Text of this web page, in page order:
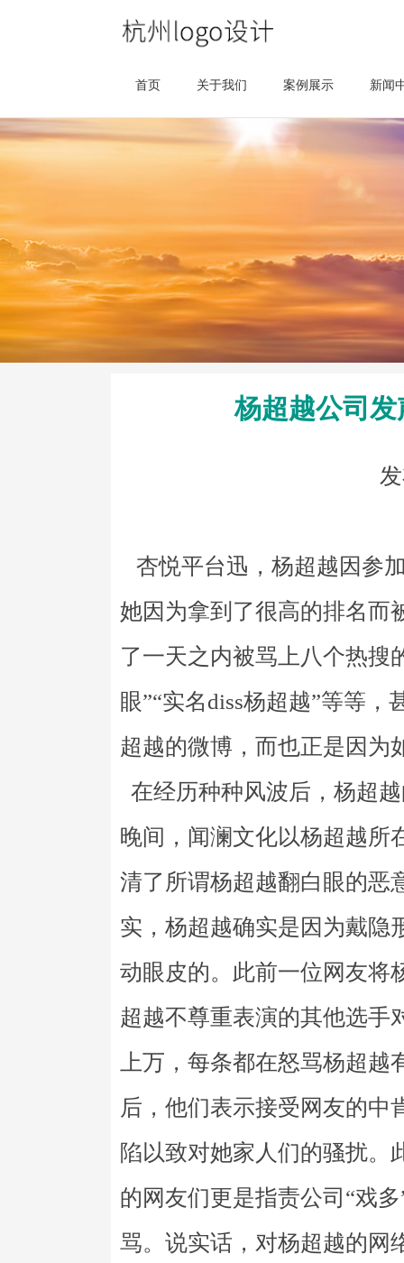
首页 关于我们 案例展示 新闻
杨超越公司
杏悦平台迅，杨超越因参
她因为拿到了很高的排名而
了一天之内被骂上八个热搜
眼”“实名diss杨超越”等等
超越的微博，而也正是因为
在经历种种风波后，杨超
晚间，闻澜文化以杨超越所
清了所谓杨超越翻白眼的恶
实，杨超越确实是因为戴隐
动眼皮的。此前一位网友将
超越不尊重表演的其他选手
上万，每条都在怒骂杨超
后，他们表示接受网友的中
陷以致对她家人们的骚扰。
的网友们更是指责公司“戏
骂。说实话，对杨超越的网